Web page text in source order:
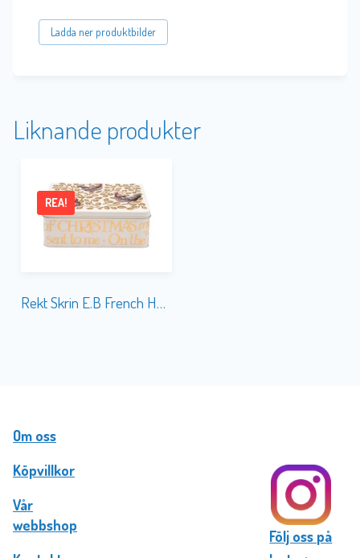
Ladda ner produktbilder
Liknande produkter
Rekt Skrin E.B French Hens
REA!
Om oss
Köpvillkor
Vår
webbshop
Följ oss på